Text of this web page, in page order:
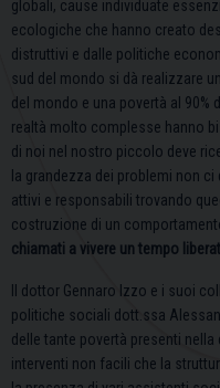
globali, cause individuate
ecologiche che hanno creato
distruttivi e dalle politiche
sud del mondo si dà realizzare
del mondo e una povertà al
realtà molto complesse hanno
di noi nel nostro piccolo deve
la grandezza dei problemi non
attivi e responsabili trovando
costruzione di un
chiamati a vivere un tempo
Il dottor Gennaro Izzo e i suoi
politiche sociali dott.ssa
delle tante povertà presenti
interventi non facili che la